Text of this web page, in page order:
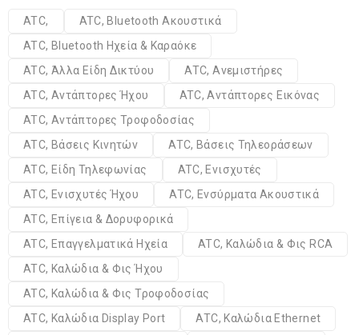
ATC,
ATC, Bluetooth Ακουστικά
ATC, Bluetooth Ηχεία & Καραόκε
ATC, Άλλα Είδη Δικτύου
ATC, Ανεμιστήρες
ATC, Αντάπτορες Ήχου
ATC, Αντάπτορες Εικόνας
ATC, Αντάπτορες Τροφοδοσίας
ATC, Βάσεις Κινητών
ATC, Βάσεις Τηλεοράσεων
ATC, Είδη Τηλεφωνίας
ATC, Ενισχυτές
ATC, Ενισχυτές Ήχου
ATC, Ενσύρματα Ακουστικά
ATC, Επίγεια & Δορυφορικά
ATC, Επαγγελματικά Ηχεία
ATC, Καλώδια & Φις RCA
ATC, Καλώδια & Φις Ήχου
ATC, Καλώδια & Φις Τροφοδοσίας
ATC, Καλώδια Display Port
ATC, Καλώδια Ethernet